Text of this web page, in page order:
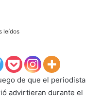
leídos
de que el periodista
advirtieran durante el